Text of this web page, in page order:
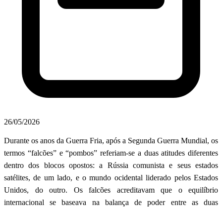
26/05/2026
Durante os anos da Guerra Fria, após a Segunda Guerra Mundial, os
termos “falcões” e “pombos” referiam-se a duas atitudes diferentes
dentro dos blocos opostos: a Rússia comunista e seus estados
satélites, de um lado, e o mundo ocidental liderado pelos Estados
Unidos, do outro. Os falcões acreditavam que o equilíbrio
internacional se baseava na balança de poder entre as duas